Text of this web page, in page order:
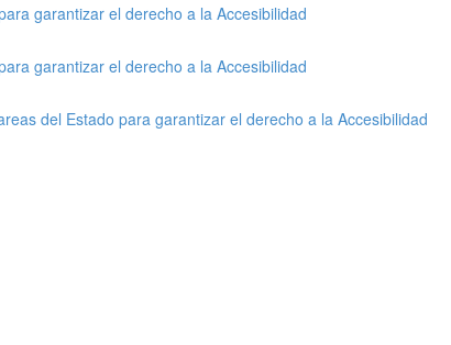
garantizar el derecho a la Accesibilidad
garantizar el derecho a la Accesibilidad
del Estado para garantizar el derecho a la Accesibilidad